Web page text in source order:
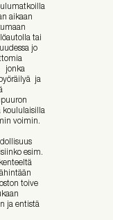
aikaan
tai
jo
jonka
ja
koululaisilla
voimin.
esim.
toive
ja entistä